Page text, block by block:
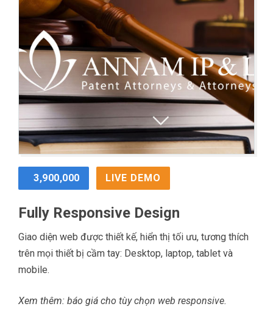
3,900,000 LIVE DEMO
Fully Responsive Design
Giao diện web được thiết kế, hiển thị tối ưu, tương thích
trên mọi thiết bị cầm tay: Desktop, laptop, tablet và
mobile.
Xem thêm: báo giá cho tùy chọn web responsive.